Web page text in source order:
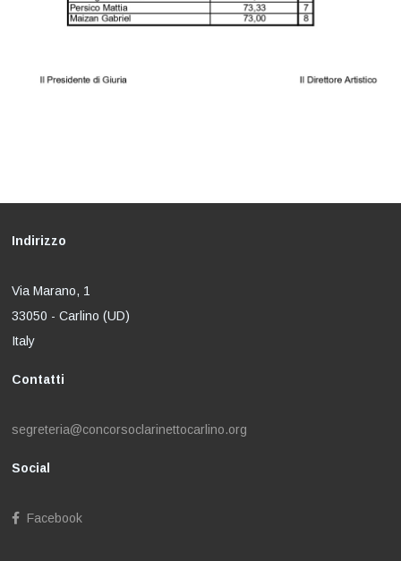
Indirizzo
Via Marano, 1
33050 - Carlino (UD)
Italy
Contatti
segreteria@concorsoclarinettocarlino.org
Social
Facebook